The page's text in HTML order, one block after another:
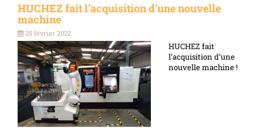
HUCHEZ fait l’acquisition d’une nouvelle
machine
25 février 2022
HUCHEZ fait
l’acquisition d’une
nouvelle machine !